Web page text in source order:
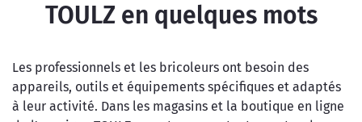
TOULZ en quelques mots
Les professionnels et les bricoleurs ont besoin des
appareils, outils et équipements spécifiques et adaptés
à leur activité. Dans les magasins et la boutique en ligne